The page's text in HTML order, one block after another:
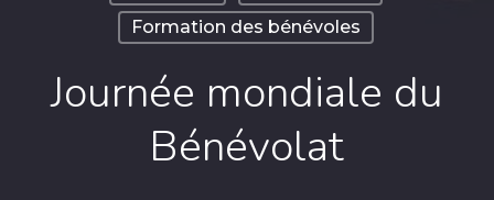
Formation des bénévoles
Journée mondiale du
Bénévolat